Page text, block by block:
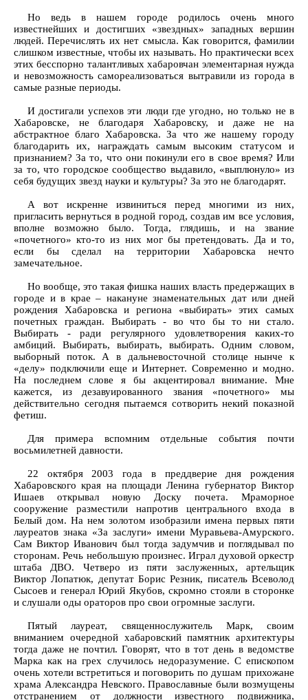
Но ведь в нашем городе родилось очень много
известнейших и достигших «звездных» западных вершин
людей. Перечислять их нет смысла. Как говорится, фамилии
слишком известные, чтобы их называть. Но практически всех
этих бесспорно талантливых хабаровчан элементарная нужда
и невозможность самореализоваться вытравили из города в
самые разные периоды.
И достигали успехов эти люди где угодно, но только не в
Хабаровске, не благодаря Хабаровску, и даже не на
абстрактное благо Хабаровска. За что же нашему городу
благодарить их, награждать самым высоким статусом и
признанием? За то, что они покинули его в свое время? Или
за то, что городское сообщество выдавило, «выплюнуло» из
себя будущих звезд науки и культуры? За это не благодарят.
А вот искренне извиниться перед многими из них,
пригласить вернуться в родной город, создав им все условия,
вполне возможно было. Тогда, глядишь, и на звание
«почетного» кто-то из них мог бы претендовать. Да и то,
если бы сделал на территории Хабаровска нечто
замечательное.
Но вообще, это такая фишка наших власть предержащих в
городе и в крае – накануне знаменательных дат или дней
рождения Хабаровска и региона «выбирать» этих самых
почетных граждан. Выбирать - во что бы то ни стало.
Выбирать - ради регулярного удовлетворения каких-то
амбиций. Выбирать, выбирать, выбирать. Одним словом,
выборный поток. А в дальневосточной столице нынче к
«делу» подключили еще и Интернет. Современно и модно.
На последнем слове я бы акцентировал внимание. Мне
кажется, из дезавуированного звания «почетного» мы
действительно сегодня пытаемся сотворить некий показной
фетиш.
Для примера вспомним отдельные события почти
восьмилетней давности.
22 октября 2003 года в преддверие дня рождения
Хабаровского края на площади Ленина губернатор Виктор
Ишаев открывал новую Доску почета. Мраморное
сооружение разместили напротив центрального входа в
Белый дом. На нем золотом изобразили имена первых пяти
лауреатов знака «За заслуги» имени Муравьева-Амурского.
Сам Виктор Иванович был тогда задумчив и поглядывал по
сторонам. Речь небольшую произнес. Играл духовой оркестр
штаба ДВО. Четверо из пяти заслуженных, артельщик
Виктор Лопатюк, депутат Борис Резник, писатель Всеволод
Сысоев и генерал Юрий Якубов, скромно стояли в сторонке
и слушали оды ораторов про свои огромные заслуги.
Пятый лауреат, священнослужитель Марк, своим
вниманием очередной хабаровский памятник архитектуры
тогда даже не почтил. Говорят, что в тот день в ведомстве
Марка как на грех случилось недоразумение. С епископом
очень хотели встретиться и поговорить по душам прихожане
храма Александра Невского. Православные были возмущены
отстранением от должности известного подвижника,